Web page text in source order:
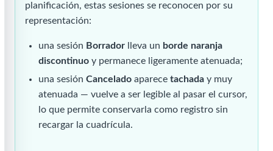
planificación, estas sesiones se reconocen por su
representación:
una sesión Borrador lleva un borde naranja
discontinuo y permanece ligeramente atenuada;
una sesiónCancelado aparecetachada y muy
atenuada — vuelve a ser legible al pasar el cursor,
lo que permite conservarla como registro sin
recargar la cuadrícula.